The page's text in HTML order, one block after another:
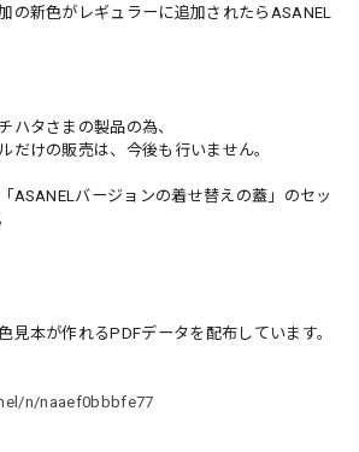
の新色がレギュラーに追加されたらASANEL
ハタさまの製品の為、
だけの販売は、今後も行いません。
ASANELバージョンの着せ替えの蓋」のセッ
見本が作れるPDFデータを配布しています。
n/naaef0bbbfe77